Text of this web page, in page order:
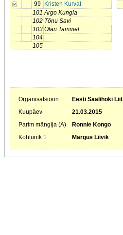
99
Kristen Kurval
101 Argo Kungla
102 Tõnu Savi
103 Olari Tammel
104
105
Organisatsioon Eesti Saalihoki Liit
Kuupäev
21.03.2015
Parim mängija (A)
Ronnie Kongo
Kohtunik 1
Margus Liivik